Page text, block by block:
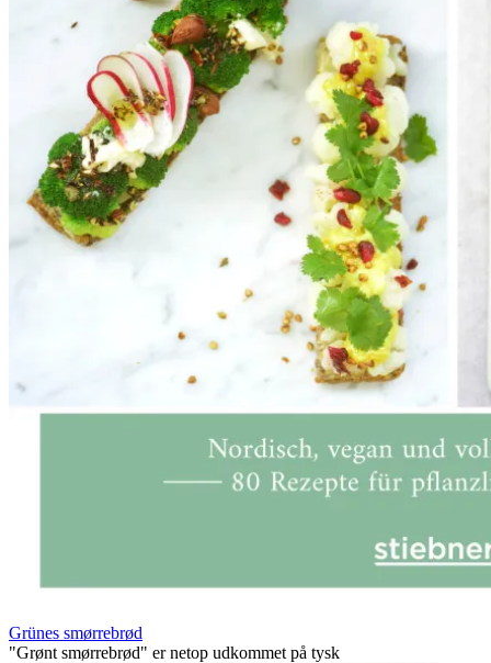
Grünes smørrebrød
"Grønt smørrebrød" er netop udkommet på tysk